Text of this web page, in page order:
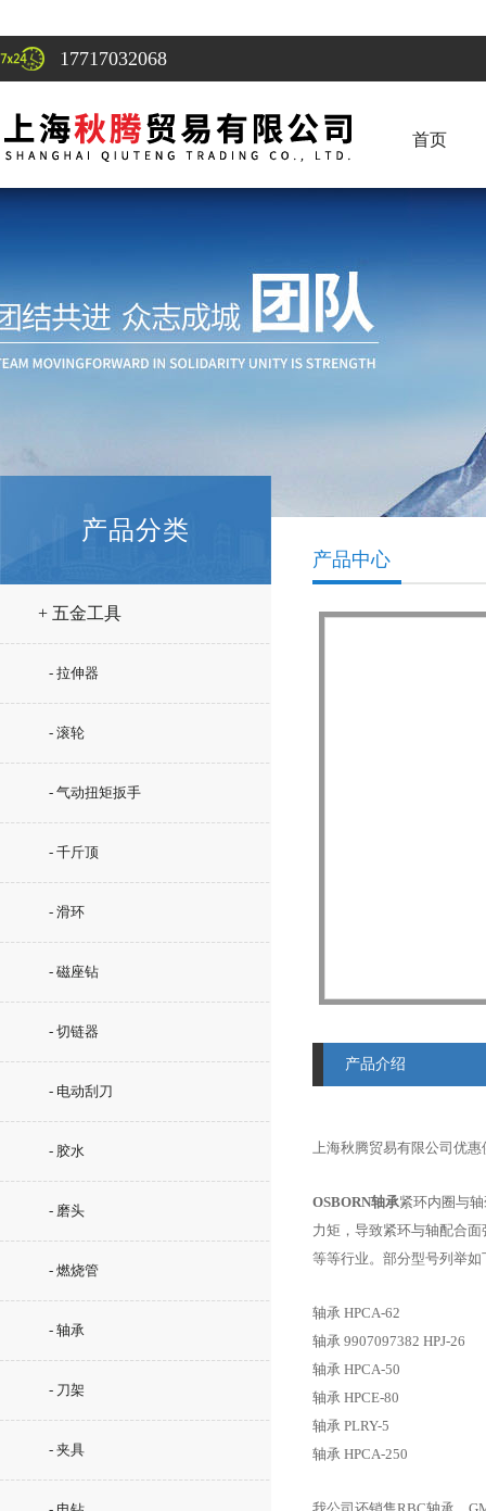
17717032068
首页
产品分类
+ 五金工具
- 拉伸器
- 滚轮
- 气动扭矩扳手
- 千斤顶
- 滑环
- 磁座钻
- 切链器
- 电动刮刀
- 胶水
- 磨头
- 燃烧管
- 轴承
- 刀架
- 夹具
产品中心
产品介绍
上海秋腾贸易有限公司优惠
OSBORN轴承紧环内圈与
力矩，导致紧环与轴配合
等等行业。部分型号列举如
轴承 HPCA-62
轴承 9907097382 HPJ-26
轴承 HPCA-50
轴承 HPCE-80
轴承 PLRY-5
轴承 HPCA-250